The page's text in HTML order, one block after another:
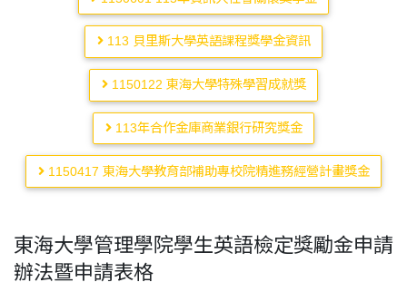
113 貝里斯大學英語課程獎學金資訊
1150122 東海大學特殊學習成就獎
113年合作金庫商業銀行研究獎金
1150417 東海大學教育部補助專校院精進務經營計畫獎金
東海大學管理學院學生英語檢定獎勵金申請
辦法暨申請表格